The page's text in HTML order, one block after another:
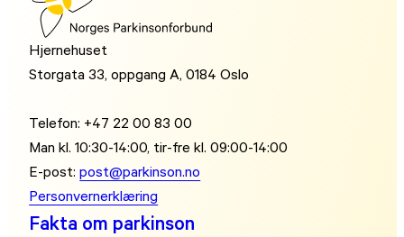
Hjernehuset
Storgata 33, oppgang A, 0184 Oslo
Telefon: +47 22 00 83 00
Man kl. 10:30-14:00, tir-fre kl. 09:00-14:00
E-post:post@parkinson.no
Personvernerklæring
Fakta om parkinson